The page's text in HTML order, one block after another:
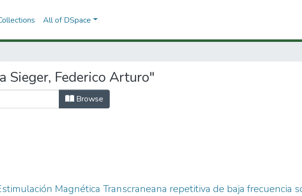
All of DSpace
Federico Arturo"
Browse
Magnética Transcraneana repetitiva de baja frecuencia